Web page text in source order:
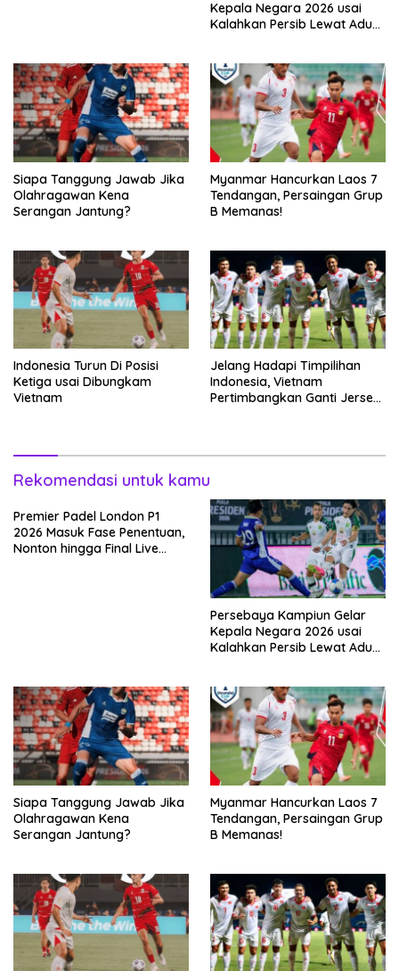
Kepala Negara 2026 usai
Kalahkan Persib Lewat Adu
Siapa Tanggung Jawab Jika
Olahragawan Kena
Serangan Jantung?
Myanmar Hancurkan Laos 7
Tendangan, Persaingan Grup
B Memanas!
Indonesia Turun Di Posisi
Ketiga usai Dibungkam
Vietnam
Jelang Hadapi Timpilihan
Indonesia, Vietnam
Pertimbangkan Ganti Jersey
Rekomendasi untuk kamu
Premier Padel London P1
2026 Masuk Fase Penentuan,
Nonton hingga Final Live
Persebaya Kampiun Gelar
Kepala Negara 2026 usai
Kalahkan Persib Lewat Adu
Siapa Tanggung Jawab Jika
Olahragawan Kena
Serangan Jantung?
Myanmar Hancurkan Laos 7
Tendangan, Persaingan Grup
B Memanas!